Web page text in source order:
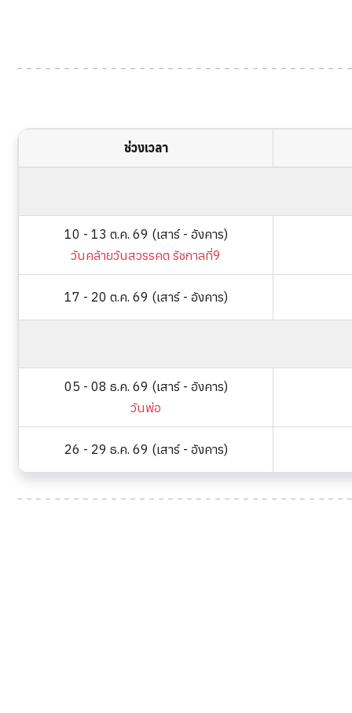
ช่วงเวลา
10 - 13 ต.ค. 69 (เสาร์ - อังคาร)
วันคล้ายวันสวรรคต รัชกาลที่9
17 - 20 ต.ค. 69 (เสาร์ - อังคาร)
05 - 08 ธ.ค. 69 (เสาร์ - อังคาร)
วันพ่อ
26 - 29 ธ.ค. 69 (เสาร์ - อังคาร)